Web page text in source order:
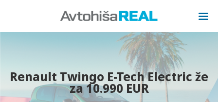
Renault Twingo E-Tech Electric že
za 10.990 EUR